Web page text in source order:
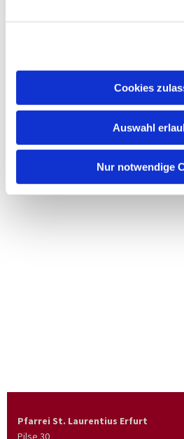
Cookies
Auswahl
Nur notwendige
Pfarrei St. Laurentius Erfurt
Pilse 30